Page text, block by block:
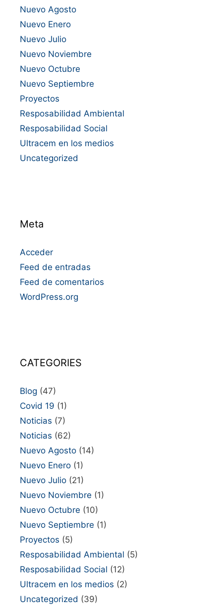
Nuevo Agosto
Nuevo Enero
Nuevo Julio
Nuevo Noviembre
Nuevo Octubre
Nuevo Septiembre
Proyectos
Resposabilidad Ambiental
Resposabilidad Social
Ultracem en los medios
Uncategorized
Meta
Acceder
Feed de entradas
Feed de comentarios
WordPress.org
CATEGORIES
Blog (47)
Covid 19 (1)
Noticias (7)
Noticias (62)
Nuevo Agosto (14)
Nuevo Enero (1)
Nuevo Julio (21)
Nuevo Noviembre (1)
Nuevo Octubre (10)
Nuevo Septiembre (1)
Proyectos (5)
Resposabilidad Ambiental (5)
Resposabilidad Social (12)
Ultracem en los medios (2)
Uncategorized (39)